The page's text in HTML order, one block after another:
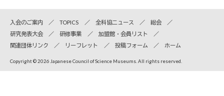
入会のご案内 TOPICS 全科協ニュース
総会
研究発表大会
研修事業
加盟館・会員リスト
関連団体リンク
リーフレット 投稿フォーム ホーム
Copyright © 2026 Japanese Council of Science Museums. All rights reserved.